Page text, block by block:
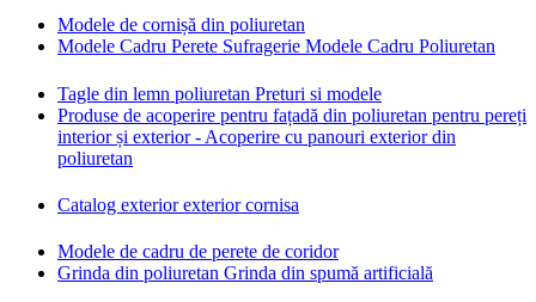
Modele de cornișă din poliuretan
Modele Cadru Perete Sufragerie Modele Cadru Poliuretan
Tagle din lemn poliuretan Preturi si modele
Produse de acoperire pentru fațadă din poliuretan pentru pereți
interior și exterior - Acoperire cu panouri exterior din
poliuretan
Catalog exterior exterior cornisa
Modele de cadru de perete de coridor
Grinda din poliuretan Grinda din spumă artificială